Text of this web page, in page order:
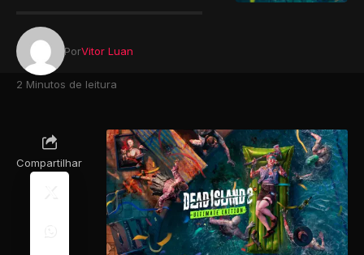
PorVitor Luan
2 Minutos de leitura
Compartilhar